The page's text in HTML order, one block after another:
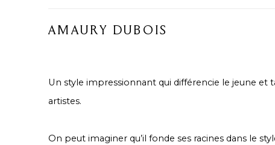
AMAURY DUBOIS
Un style impressionnant qui différencie le jeune et
artistes.
On peut imaginer qu’il fonde ses racines dans le